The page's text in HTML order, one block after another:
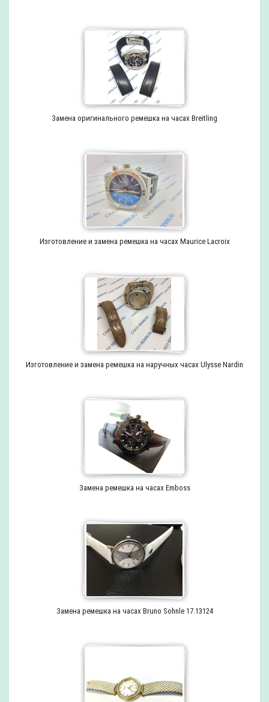
Замена оригинального ремешка на часах Breitling
Изготовление и замена ремешка на часах Maurice Lacroix
Изготовление и замена ремешка на наручных часах Ulysse Nardin
Замена ремешка на часах Emboss
Замена ремешка на часах Bruno Sohnle 17.13124